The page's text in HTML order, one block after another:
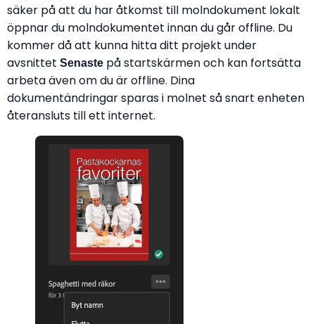
säker på att du har åtkomst till molndokument lokalt
öppnar du molndokumentet innan du går offline. Du
kommer då att kunna hitta ditt projekt under
avsnittet Senaste på startskärmen och kan fortsätta
arbeta även om du är offline. Dina
dokumentändringar sparas i molnet så snart enheten
återansluts till ett internet.